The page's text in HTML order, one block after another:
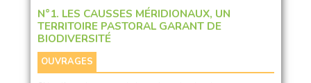
N°1. LES CAUSSES MÉRIDIONAUX, UN
TERRITOIRE PASTORAL GARANT DE
BIODIVERSITÉ
OUVRAGES